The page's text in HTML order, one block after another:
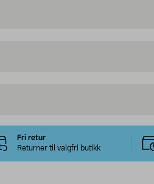
Fri retur
Returner til valgfri butikk